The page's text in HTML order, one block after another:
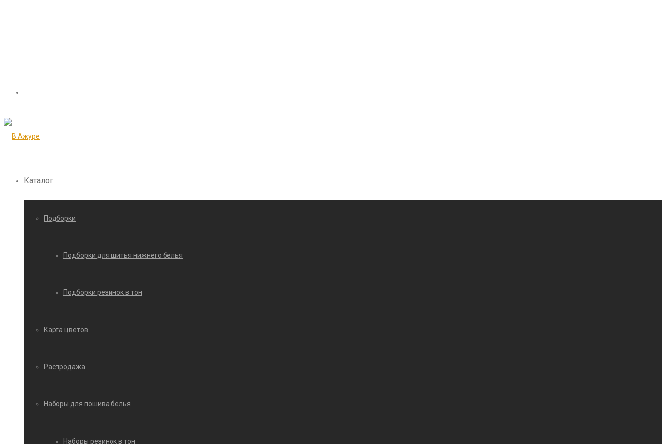
Каталог
Подборки
Подборки для шитья нижнего белья
Подборки резинок в тон
Карта цветов
Распродажа
Наборы для пошива белья
Наборы резинок в тон